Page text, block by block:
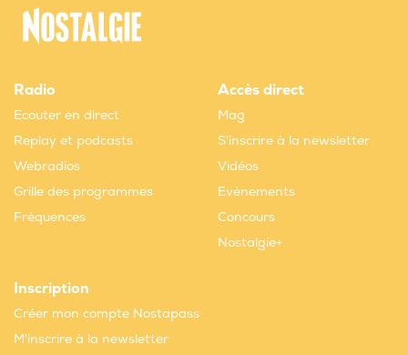
Radio
Ecouter en direct
Replay et podcasts
Webradios
Grille des programmes
Fréquences
Accès direct
Mag
S'inscrire à la newsletter
Vidéos
Evènements
Concours
Nostalgie+
Inscription
Créer mon compte Nostapass
M'inscrire à la newsletter